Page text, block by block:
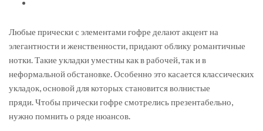
Любые прически с элементами гофре делают акцент на
элегантности и женственности, придают облику романтичные
нотки. Такие укладки уместны как в рабочей, так и в
неформальной обстановке. Особенно это касается классических
укладок, основой для которых становится волнистые
пряди. Чтобы прически гофре смотрелись презентабельно,
нужно помнить о ряде нюансов.